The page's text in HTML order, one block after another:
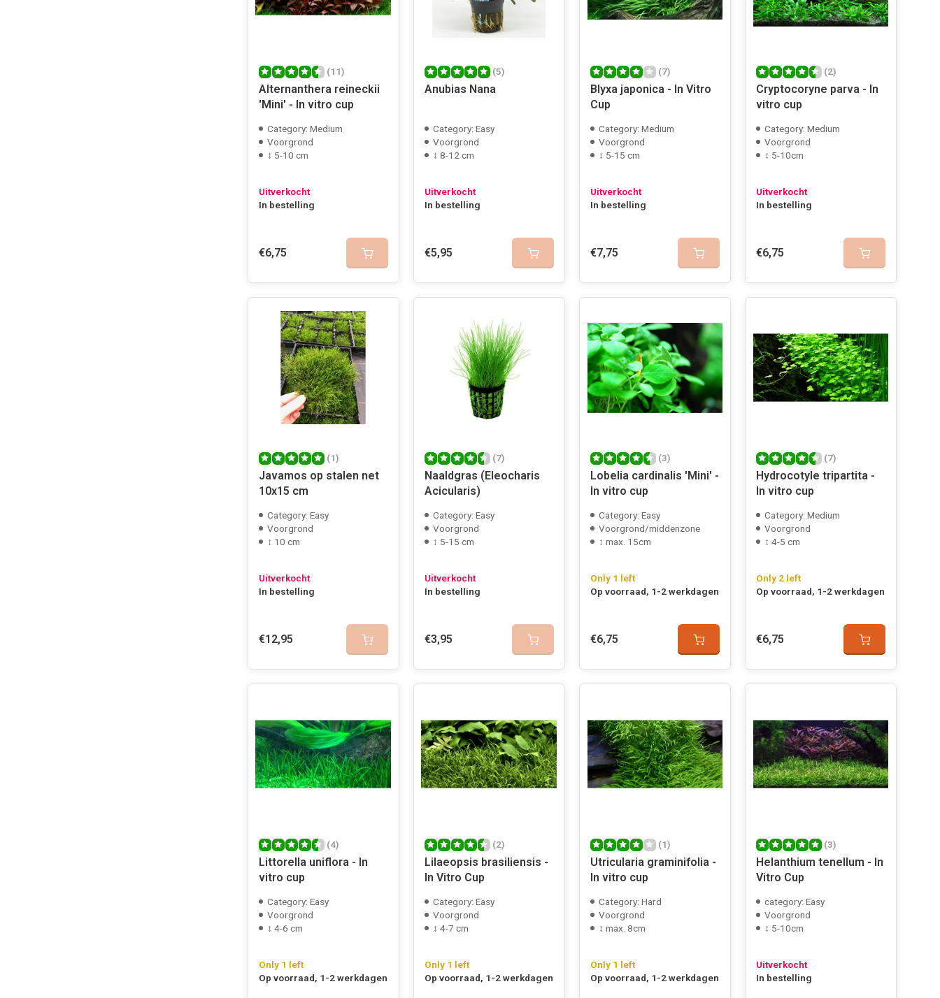
(11)
Alternanthera reineckii
'Mini' - In vitro cup
Category: Medium
Voorgrond
↕ 5-10 cm
Uitverkocht
In bestelling
€6,75
(5)
Anubias Nana
Category: Easy
Voorgrond
↕ 8-12 cm
Uitverkocht
In bestelling
€5,95
(7)
Blyxa japonica - In Vitro
Cup
Category: Medium
Voorgrond
↕ 5-15 cm
Uitverkocht
In bestelling
€7,75
(2)
Cryptocoryne parva - In
vitro cup
Category: Medium
Voorgrond
↕ 5-10cm
Uitverkocht
In bestelling
€6,75
(1)
Javamos op stalen net
10x15 cm
Category: Easy
Voorgrond
↕ 10 cm
Uitverkocht
In bestelling
€12,95
(7)
Naaldgras (Eleocharis
Acicularis)
Category: Easy
Voorgrond
↕ 5-15 cm
Uitverkocht
In bestelling
€3,95
(3)
Lobelia cardinalis 'Mini' -
In vitro cup
Category: Easy
Voorgrond/middenzone
↕ max. 15cm
Only 1 left
Op voorraad, 1-2 werkdagen
€6,75
(7)
Hydrocotyle tripartita -
In vitro cup
Category: Medium
Voorgrond
↕ 4-5 cm
Only 2 left
Op voorraad, 1-2 werkdagen
€6,75
(4)
Littorella uniflora - In
vitro cup
Category: Easy
Voorgrond
↕ 4-6 cm
Only 1 left
Op voorraad, 1-2 werkdagen
(2)
Lilaeopsis brasiliensis -
In Vitro Cup
Category: Easy
Voorgrond
↕ 4-7 cm
Only 1 left
Op voorraad, 1-2 werkdagen
(1)
Utricularia graminifolia -
In vitro cup
Category: Hard
Voorgrond
↕ max. 8cm
Only 1 left
Op voorraad, 1-2 werkdagen
(3)
Helanthium tenellum - In
Vitro Cup
category: Easy
Voorgrond
↕ 5-10cm
Uitverkocht
In bestelling